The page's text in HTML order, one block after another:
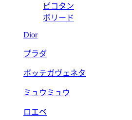
ピコタン
ボリード
Dior
プラダ
ボッテガヴェネタ
ミュウミュウ
ロエベ